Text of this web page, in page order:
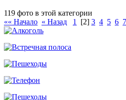
119 фото в этой категории
«« Начало « Назад 1 [2] 3 4 5 6 7